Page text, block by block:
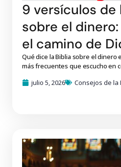
9 versículos de
sobre el
el camino de
Qué dice la Biblia sobre el dinero
más frecuentes que escucho en
julio 5, 2026
Consejos de la